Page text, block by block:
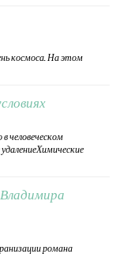
космоса. На этом
человеческом
романа